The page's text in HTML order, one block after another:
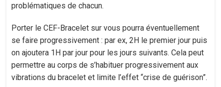
problématiques de chacun.
Porter le CEF-Bracelet sur vous pourra éventuellement
se faire progressivement : par ex, 2H le premier jour puis
on ajoutera 1H par jour pour les jours suivants. Cela peut
permettre au corps de s’habituer progressivement aux
vibrations du bracelet et limite l’effet “crise de guérison”.